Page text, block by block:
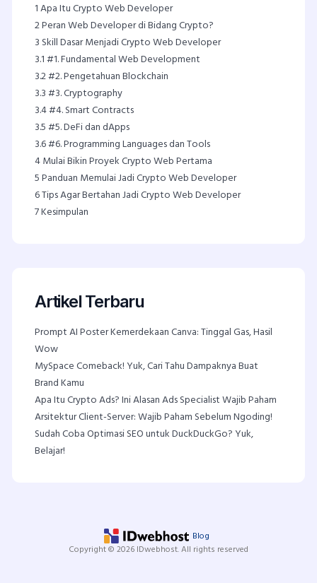
1Apa Itu Crypto Web Developer
2Peran Web Developer di Bidang Crypto?
3 Skill Dasar Menjadi Crypto Web Developer
3.1#1. Fundamental Web Development
3.2#2. Pengetahuan Blockchain
3.3#3. Cryptography
3.4#4. Smart Contracts
3.5#5. DeFi dan dApps
3.6#6. Programming Languages dan Tools
4Mulai Bikin Proyek Crypto Web Pertama
5Panduan Memulai Jadi Crypto Web Developer
6Tips Agar Bertahan Jadi Crypto Web Developer
7Kesimpulan
Artikel Terbaru
Prompt AI Poster Kemerdekaan Canva: Tinggal Gas, Hasil
Wow
MySpace Comeback! Yuk, Cari Tahu Dampaknya Buat
Brand Kamu
Apa Itu Crypto Ads? Ini Alasan Ads Specialist Wajib Paham
Arsitektur Client-Server: Wajib Paham Sebelum Ngoding!
Sudah Coba Optimasi SEO untuk DuckDuckGo? Yuk,
Belajar!
Blog
Copyright © 2026 IDwebhost. All rights reserved